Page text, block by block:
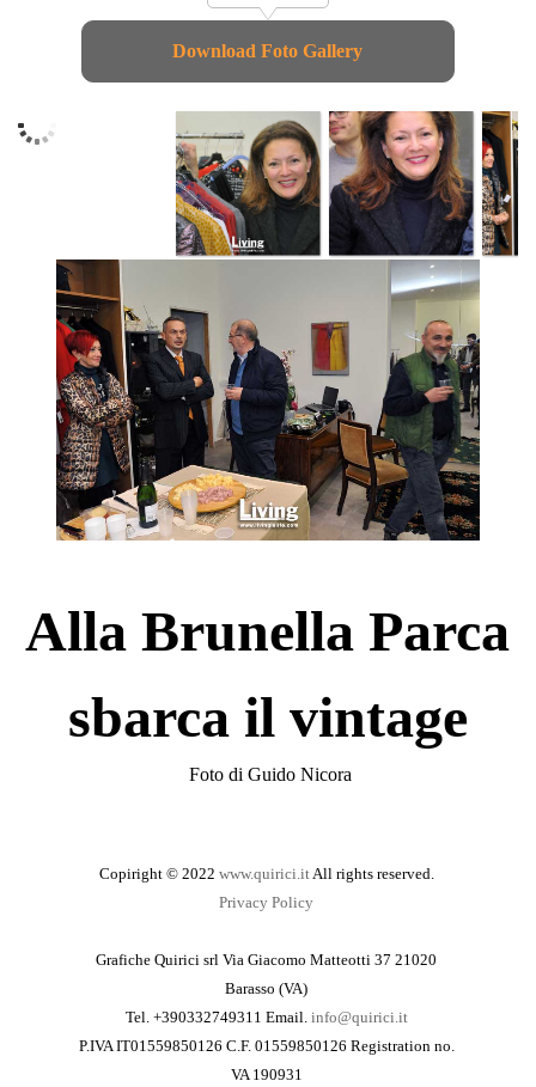
Download Foto Gallery
Alla Brunella Parca
sbarca il vintage
Foto di Guido Nicora
Copiright © 2022 www.quirici.itAll rights reserved.
Privacy Policy
Grafiche Quirici srl Via Giacomo Matteotti 37 21020
Barasso (VA)
Tel. +390332749311 Email. info@quirici.it
P.IVA IT01559850126 C.F. 01559850126 Registration no.
VA 190931